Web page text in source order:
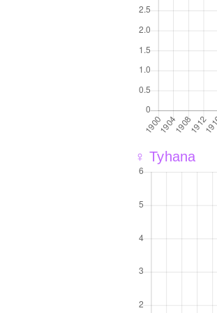
♀ Tyhana